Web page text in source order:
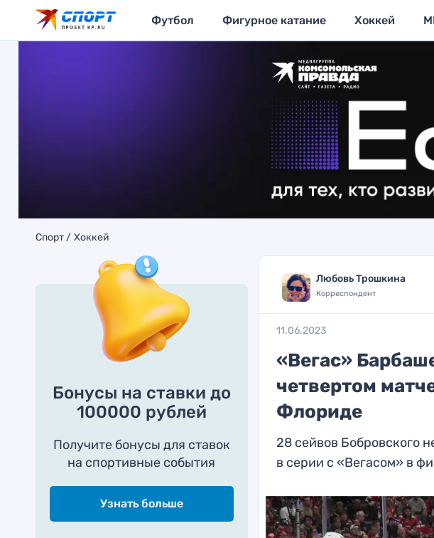
Футбол Фигурное катание Хоккей
Спорт Хоккей
Бонусы на ставки до
100000 рублей
Получите бонусы для ставок
на спортивные события
Узнать больше
Любовь Трошкина
Корреспондент
11.06.2023
«Вегас»
четвертом
Флориде
28 сейвов Бобровского
в серии с «Вегасом» в